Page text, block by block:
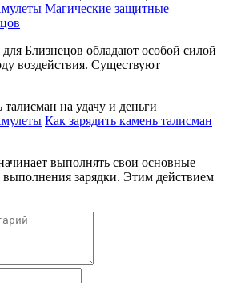
Магические защитные
Близнецов обладают особой силой
воздействия. Существуют
Как зарядить камень талисман
выполнять свои основные
зарядки. Этим действием